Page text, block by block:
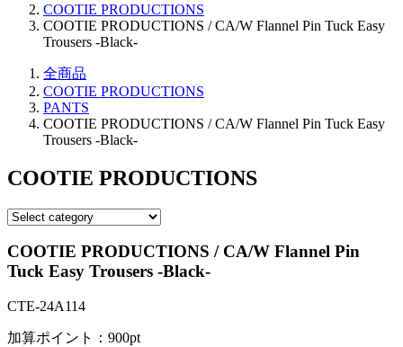
COOTIE PRODUCTIONS
COOTIE PRODUCTIONS / CA/W Flannel Pin Tuck Easy
Trousers -Black-
全商品
COOTIE PRODUCTIONS
PANTS
COOTIE PRODUCTIONS / CA/W Flannel Pin Tuck Easy
Trousers -Black-
COOTIE PRODUCTIONS
COOTIE PRODUCTIONS / CA/W Flannel Pin
Tuck Easy Trousers -Black-
CTE-24A114
加算ポイント： 900pt